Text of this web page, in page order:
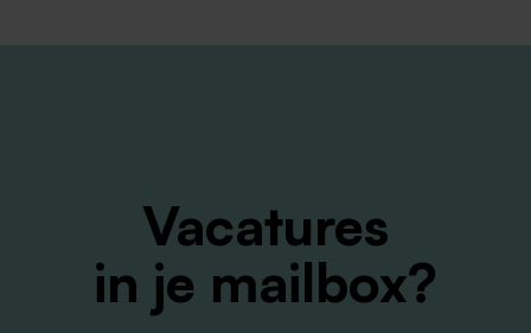
(PME Metalektro)
bepalend zijn voor het succes van de afdeling
waardeert en nodig heeft
Vacatures
in je mailbox?